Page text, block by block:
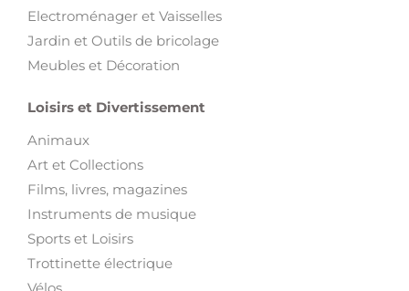
Electroménager et Vaisselles
Jardin et Outils de bricolage
Meubles et Décoration
Loisirs et Divertissement
Animaux
Art et Collections
Films, livres, magazines
Instruments de musique
Sports et Loisirs
Trottinette électrique